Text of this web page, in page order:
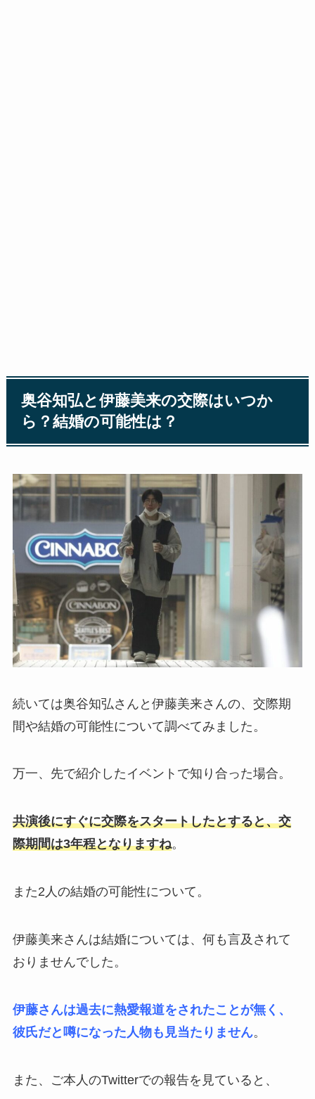
奥谷知弘と伊藤美来の交際はいつか
ら？結婚の可能性は？
続いては奥谷知弘さんと伊藤美来さんの、交際期
間や結婚の可能性について調べてみました。
万一、先で紹介したイベントで知り合った場合。
共演後にすぐに交際をスタートしたとすると、交
際期間は3年程となりますね。
また2人の結婚の可能性について。
伊藤美来さんは結婚については、何も言及されて
おりませんでした。
伊藤さんは過去に熱愛報道をされたことが無く、
彼氏だと噂になった人物も見当たりません。
また、ご本人のTwitterでの報告を見ていると、